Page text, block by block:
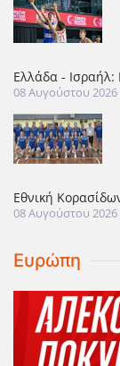
Ελλάδα - Ισραήλ:
08 Αυγούστου 2026
Εθνική
08 Αυγούστου 2026
Ευρώπη